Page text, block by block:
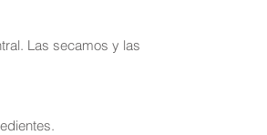
Las secamos y las